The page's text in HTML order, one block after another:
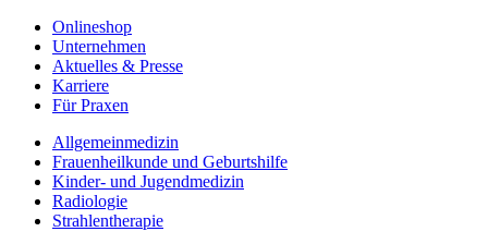
Onlineshop
Unternehmen
Aktuelles & Presse
Karriere
Für Praxen
Allgemeinmedizin
Frauenheilkunde und Geburtshilfe
Kinder- und Jugendmedizin
Radiologie
Strahlentherapie